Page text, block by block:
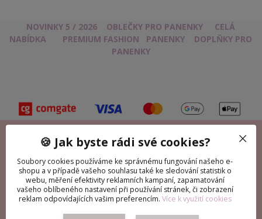
NOVINKY 5 / 2026 OBLEČKY PRO PANENKY
CELÁ
NABÍDKA
PREMIUM FASHION PANENKY
DOPLŇKY PRO
PANENKY
🍪 Jak byste rádi své cookies?
Soubory cookies používáme ke správnému fungování našeho e-
shopu a v případě vašeho souhlasu také ke sledování statistik o
webu, měření efektivity reklamních kampaní, zapamatování
vašeho oblíbeného nastavení při používání stránek, či zobrazení
reklam odpovídajících vašim preferencím. Více k využití cookies